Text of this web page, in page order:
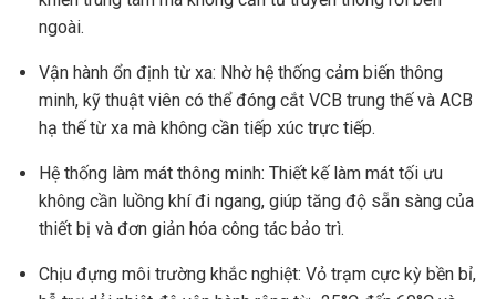
ngoài.
Vận hành ổn định từ xa: Nhờ hệ thống cảm biến thông
minh, kỹ thuật viên có thể đóng cắt VCB trung thế và ACB
hạ thế từ xa mà không cần tiếp xúc trực tiếp.
Hệ thống làm mát thông minh: Thiết kế làm mát tối ưu
không cần luồng khí đi ngang, giúp tăng độ sẵn sàng của
thiết bị và đơn giản hóa công tác bảo trì.
Chịu đựng môi trường khắc nghiệt: Vỏ trạm cực kỳ bền bỉ,